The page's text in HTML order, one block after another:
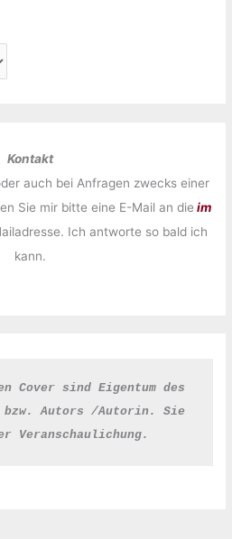
Kontakt
auch bei Anfragen zwecks einer
Sie mir bitte eine E-Mail an die im
Ich antworte so bald ich
kann.
Cover sind Eigentum des
bzw. Autors /Autorin. Sie
Veranschaulichung.